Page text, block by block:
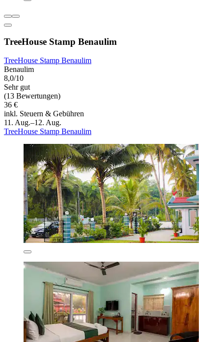
TreeHouse Stamp Benaulim
TreeHouse Stamp Benaulim
Benaulim
8,0/10
Sehr gut
(13 Bewertungen)
36 €
inkl. Steuern & Gebühren
11. Aug.–12. Aug.
TreeHouse Stamp Benaulim